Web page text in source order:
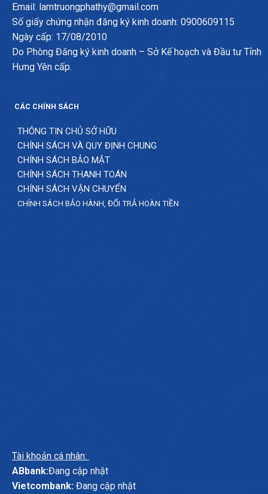
Email: lamtruongphathy@gmail.com
Số giấy chứng nhận đăng ký kinh doanh: 0900609115
Ngày cấp: 17/08/2010
Do Phòng Đăng ký kinh doanh – Sở Kế hoạch và Đầu tư Tỉnh
Hưng Yên cấp.
CÁC CHÍNH SÁCH
THÔNG TIN CHỦ SỞ HỮU
CHÍNH SÁCH VÀ QUY ĐỊNH CHUNG
CHÍNH SÁCH BẢO MẬT
CHÍNH SÁCH THANH TOÁN
CHÍNH SÁCH VẬN CHUYỂN
CHÍNH SÁCH BẢO HÀNH, ĐỔI TRẢ HOÀN TIỀN
Tài khoản cá nhân:
ABbank:Đang cập nhật
Vietcombank:Đang cập nhật